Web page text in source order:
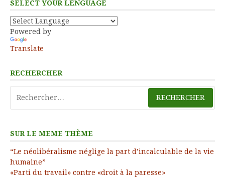
SELECT YOUR LENGUAGE
Powered by
Translate
RECHERCHER
SUR LE MEME THÈME
“Le néolibéralisme néglige la part d’incalculable de la vie
humaine”
«Parti du travail» contre «droit à la paresse»